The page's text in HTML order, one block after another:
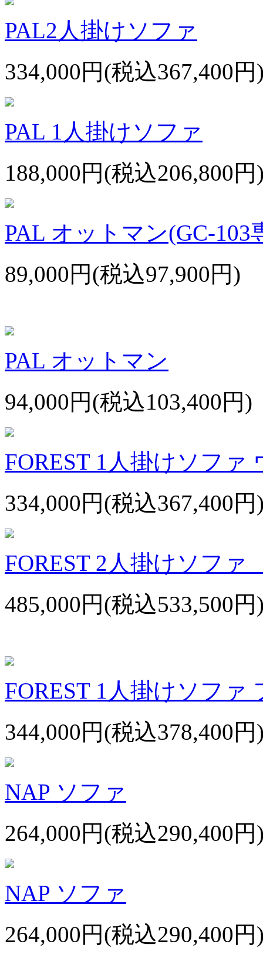
PAL2人掛けソファ
334,000円(税込367,400円
PAL 1人掛けソファ
188,000円(税込206,800円
PAL オットマン(GC-103
89,000円(税込97,900円)
PAL オットマン
94,000円(税込103,400円)
FOREST 1人掛けソファ
334,000円(税込367,400円
FOREST 2人掛けソフ
485,000円(税込533,500円
FOREST 1人掛けソファ
344,000円(税込378,400円
NAP ソファ
264,000円(税込290,400円
NAP ソファ
264,000円(税込290,400円